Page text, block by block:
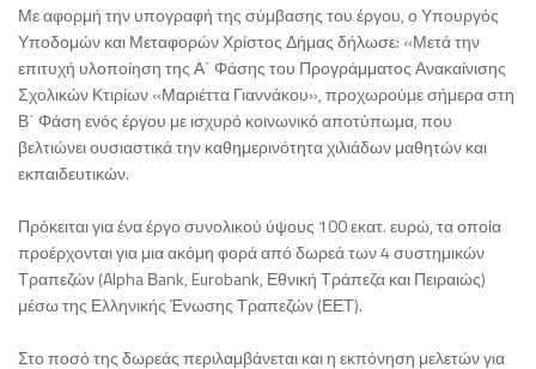
Με αφορμή την υπογραφή της σύμβασης του έργου, ο Υπουργός
Υποδομών και Μεταφορών Χρίστος Δήμας δήλωσε: «Μετά την
επιτυχή υλοποίηση της Α΄ Φάσης του Προγράμματος Ανακαίνισης
Σχολικών Κτιρίων «Μαριέττα Γιαννάκου», προχωρούμε σήμερα στη
Β΄ Φάση ενός έργου με ισχυρό κοινωνικό αποτύπωμα, που
βελτιώνει ουσιαστικά την καθημερινότητα χιλιάδων μαθητών και
εκπαιδευτικών.
Πρόκειται για ένα έργο συνολικού ύψους 100 εκατ. ευρώ, τα οποία
προέρχονται για μια ακόμη φορά από δωρεά των 4 συστημικών
Τραπεζών (Alpha Βank, Eurobank, Εθνική Τράπεζα και Πειραιώς)
μέσω της Ελληνικής Ένωσης Τραπεζών (ΕΕΤ).
Στο ποσό της δωρεάς περιλαμβάνεται και η εκπόνηση μελετών για